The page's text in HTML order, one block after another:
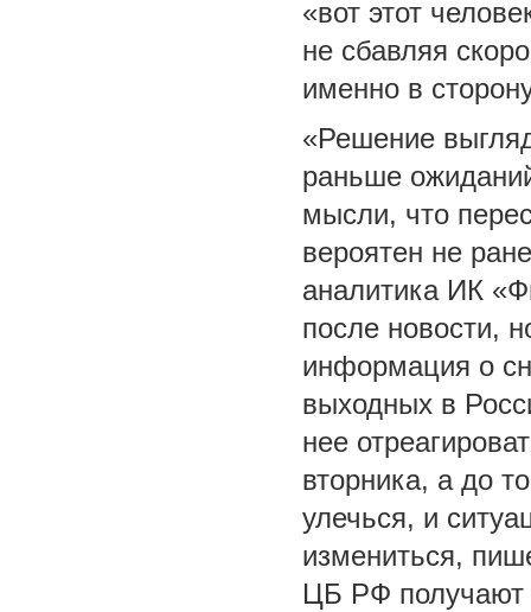
«вот этот
не сбавляя
именно в
«Решение
раньше
мысли, что
вероятен не
аналитика ИК
после новости,
информация о
выходных в
нее
вторника, а до
улечься, и
измениться,
ЦБ РФ получают